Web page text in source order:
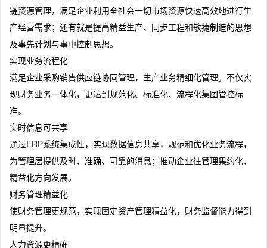
链资源管理，满足企业利用全社会一切市场资源快速高效地进行生
产经营需求；还有就是提高精益生产、同步工程和敏捷制造的思想
及事先计划与事中控制思想。
实现业务流程化
满足企业采购销售供应链协同管理，生产业务精细化管理。不仅实
现财务业务一体化，更达到规范化、标准化、流程化集团管控标
准。
实时信息可共享
通过ERP系统集成性，实现数据信息共享，规范和优化业务流程，
为管理层提供及时、准确、可靠的消息；推动企业往管理集约化、
精益化方向发展。
财务管理精益化
使财务管理更规范，实现固定资产管理精益化，财务监督能力得到
明显提升。
人力资源更精确